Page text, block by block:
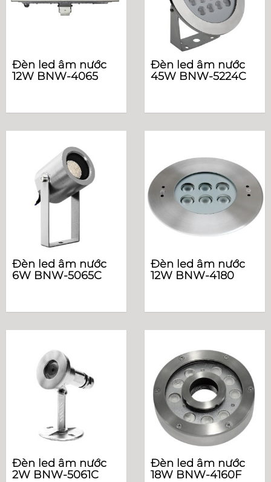
Đèn led âm nước
12W BNW-4065
Đèn led âm nước
45W BNW-5224C
Đèn led âm nước
6W BNW-5065C
Đèn led âm nước
12W BNW-4180
Đèn led âm nước
2W BNW-5061C
Đèn led âm nước
18W BNW-4160F